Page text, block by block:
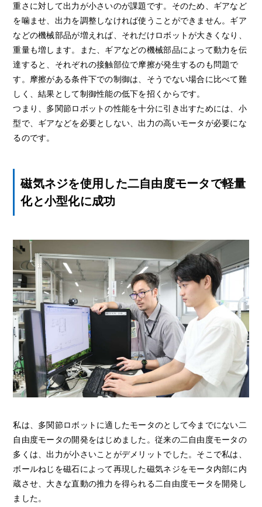
重さに対して出力が小さいのが課題です。そのため、ギアなど
を噛ませ、出力を調整しなければ使うことができません。ギア
などの機械部品が増えれば、それだけロボットが大きくなり、
重量も増します。また、ギアなどの機械部品によって動力を伝
達すると、それぞれの接触部位で摩擦が発生するのも問題で
す。摩擦がある条件下での制御は、そうでない場合に比べて難
しく、結果として制御性能の低下を招くからです。
つまり、多関節ロボットの性能を十分に引き出すためには、小
型で、ギアなどを必要としない、出力の高いモータが必要にな
るのです。
磁気ネジを使用した二自由度モータで軽量
化と小型化に成功
私は、多関節ロボットに適したモータのとして今までにない二
自由度モータの開発をはじめました。従来の二自由度モータの
多くは、出力が小さいことがデメリットでした。そこで私は、
ボールねじを磁石によって再現した磁気ネジをモータ内部に内
蔵させ、大きな直動の推力を得られる二自由度モータを開発し
ました。